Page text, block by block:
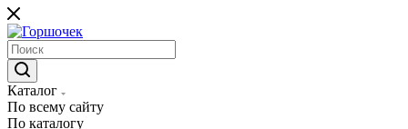
Каталог
По всему сайту
По каталогу